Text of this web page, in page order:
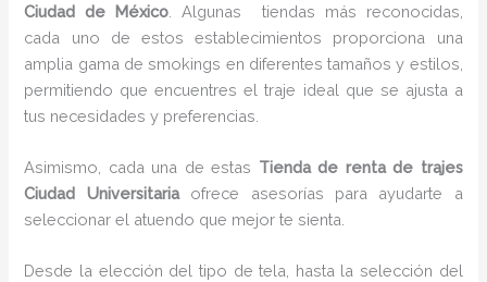
Ciudad de México . Algunas tiendas más reconocidas,
cada uno de estos establecimientos proporciona una
amplia gama de smokings en diferentes tamaños y estilos,
permitiendo que encuentres el traje ideal que se ajusta a
tus necesidades y preferencias.
Asimismo, cada una de estas Tienda de renta de trajes
Ciudad Universitaria ofrece asesorías para ayudarte a
seleccionar el atuendo que mejor te sienta.
Desde la elección del tipo de tela, hasta la selección del